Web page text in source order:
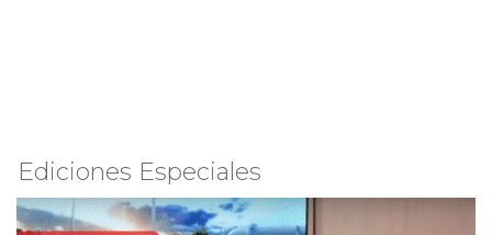
Ediciones Especiales